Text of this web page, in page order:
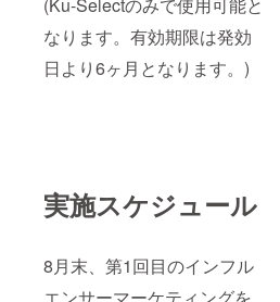
(Ku-Selectのみで使用可能と
なります。有効期限は発効
日より6ヶ月となります。)
実施スケジュール
8月末、第1回目のインフル